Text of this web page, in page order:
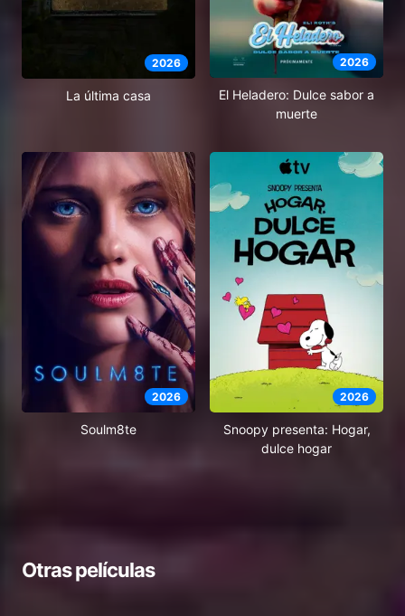
2026
La última casa
2026
El Heladero: Dulce sabor a
muerte
2026
Soulm8te
2026
Snoopy presenta: Hogar,
dulce hogar
Otras películas